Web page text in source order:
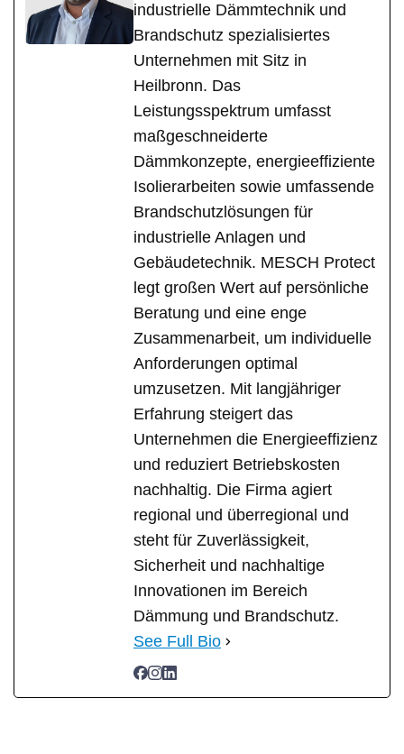
industrielle Dämmtechnik und
Brandschutz spezialisiertes
Unternehmen mit Sitz in
Heilbronn. Das
Leistungsspektrum umfasst
maßgeschneiderte
Dämmkonzepte, energieeffiziente
Isolierarbeiten sowie umfassende
Brandschutzlösungen für
industrielle Anlagen und
Gebäudetechnik. MESCH Protect
legt großen Wert auf persönliche
Beratung und eine enge
Zusammenarbeit, um individuelle
Anforderungen optimal
umzusetzen. Mit langjähriger
Erfahrung steigert das
Unternehmen die Energieeffizienz
und reduziert Betriebskosten
nachhaltig. Die Firma agiert
regional und überregional und
steht für Zuverlässigkeit,
Sicherheit und nachhaltige
Innovationen im Bereich
Dämmung und Brandschutz.
See Full Bio